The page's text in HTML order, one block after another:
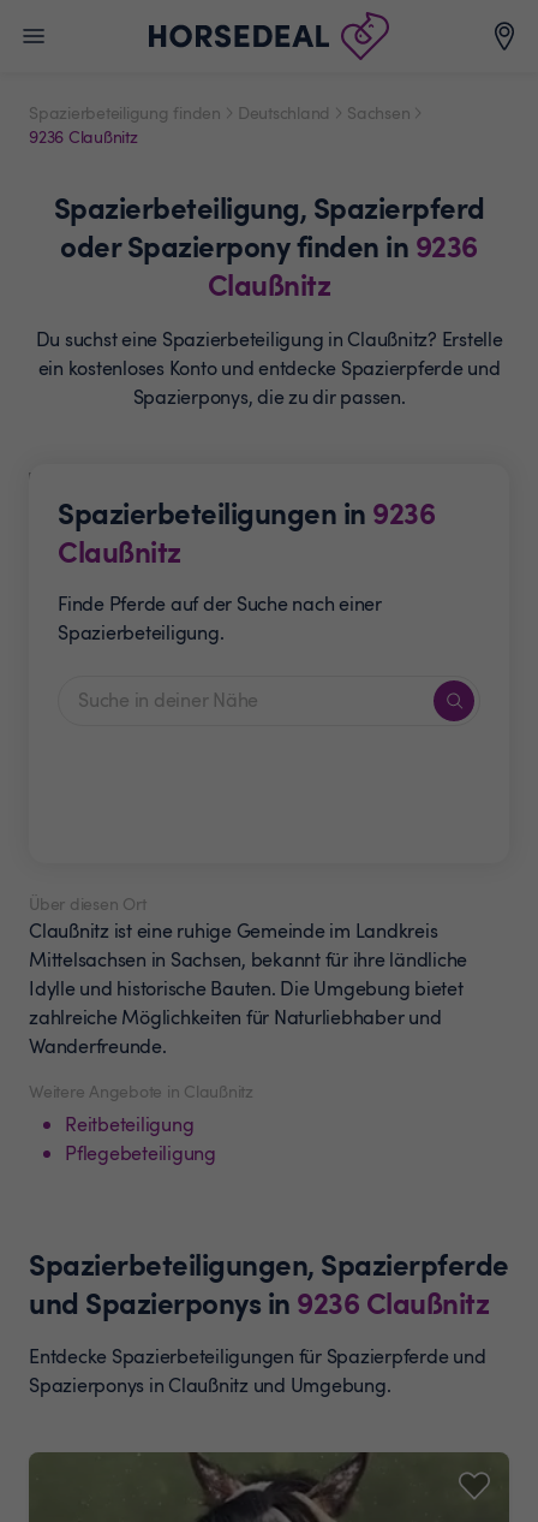
Spazierbeteiligung finden Deutschland
Sachsen
9236 Claußnitz
Spazierbeteiligung, Spazierpferd
oder Spazierponyfinden in 9236
Claußnitz
Du suchst eine Spazierbeteiligung in Claußnitz? Erstelle
ein kostenloses Konto und entdecke Spazierpferde und
Spazierponys, die zu dir passen.
Spazierbeteiligungen in 9236
Claußnitz
Finde Pferde auf der Suche nach einer
Spazierbeteiligung.
Weitere Angebote in Claußnitz
Reitbeteiligung
Pflegebeteiligung
Über diesen Ort
Claußnitz ist eine ruhige Gemeinde im Landkreis
Mittelsachsen in Sachsen, bekannt für ihre ländliche
Idylle und historische Bauten. Die Umgebung bietet
zahlreiche Möglichkeiten für Naturliebhaber und
Wanderfreunde.
Spazierbeteiligungen, Spazierpferde
und Spazierponys in 9236 Claußnitz
Entdecke Spazierbeteiligungen für Spazierpferde und
Spazierponys in Claußnitz und Umgebung.